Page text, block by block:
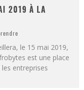
2019 À LA
le 15 mai 2019,
est une place
entreprises